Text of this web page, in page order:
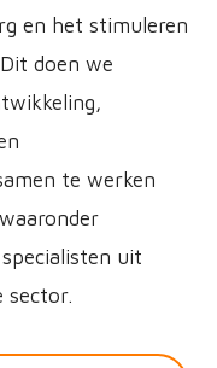
en het stimuleren
doen we
te werken
uit
sector.